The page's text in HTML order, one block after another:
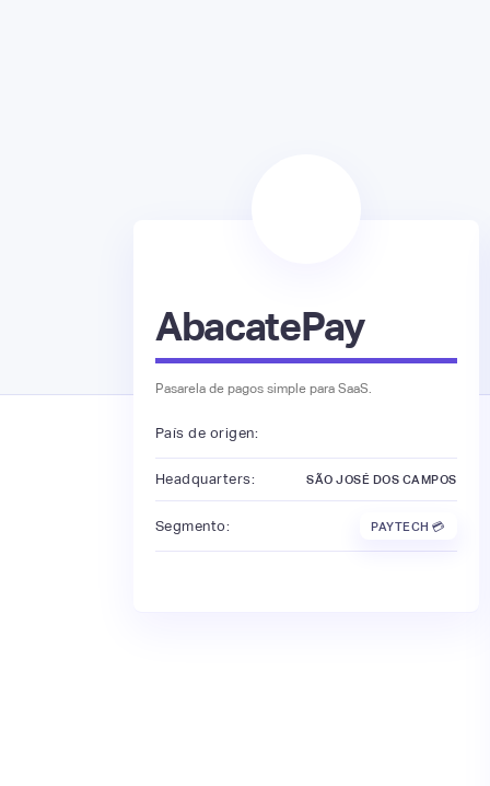
AbacatePay
Pasarela de pagos simple para SaaS.
País de origen:
Headquarters: SÃO JOSÉ DOS CAMPOS
Segmento: PAYTECH 💳